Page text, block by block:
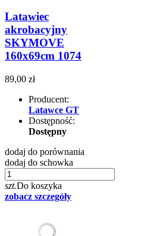
Latawiec
akrobacyjny
SKYMOVE
160x69cm 1074
89,00 zł
Producent:
Latawce GT
Dostępność:
Dostępny
dodaj do porównania
dodaj do schowka
szt.Do koszyka
zobacz szczegóły